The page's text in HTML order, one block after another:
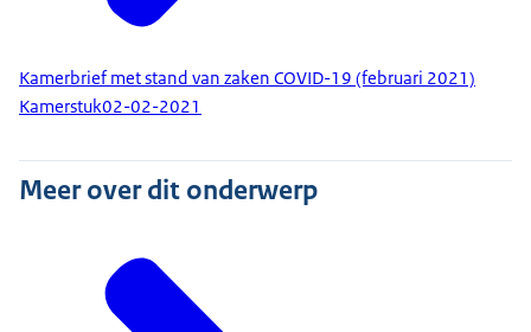
Kamerbrief met stand van zaken COVID-19 (februari 2021)
Kamerstuk02-02-2021
Meer over dit onderwerp